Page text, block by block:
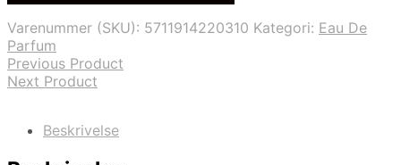
Varenummer (SKU): 5711914220310 Kategori: Eau De
Parfum
Previous Product
Next Product
Beskrivelse